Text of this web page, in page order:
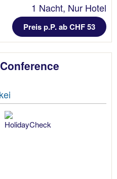
1 Nacht, Nur Hotel
Preis p.P. ab CHF 53